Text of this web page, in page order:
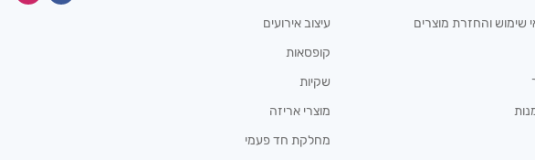
שימוש והחזרת מוצרים
עיצוב אירועים
קופסאות
שקיות
מוצרי אריזה
מחלקת חד פעמי